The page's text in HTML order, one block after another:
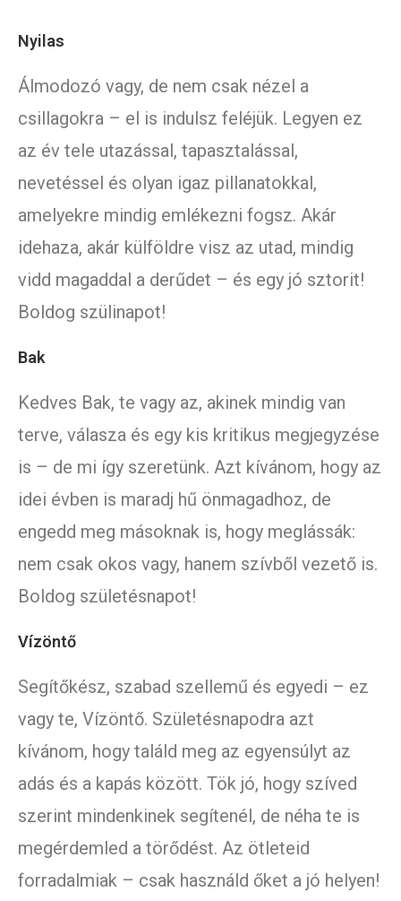
Nyilas
Álmodozó vagy, de nem csak nézel a
csillagokra – el is indulsz feléjük. Legyen ez
az év tele utazással, tapasztalással,
nevetéssel és olyan igaz pillanatokkal,
amelyekre mindig emlékezni fogsz. Akár
idehaza, akár külföldre visz az utad, mindig
vidd magaddal a derűdet – és egy jó sztorit!
Boldog szülinapot!
Bak
Kedves Bak, te vagy az, akinek mindig van
terve, válasza és egy kis kritikus megjegyzése
is – de mi így szeretünk. Azt kívánom, hogy az
idei évben is maradj hű önmagadhoz, de
engedd meg másoknak is, hogy meglássák:
nem csak okos vagy, hanem szívből vezető is.
Boldog születésnapot!
Vízöntő
Segítőkész, szabad szellemű és egyedi – ez
vagy te, Vízöntő. Születésnapodra azt
kívánom, hogy találd meg az egyensúlyt az
adás és a kapás között. Tök jó, hogy szíved
szerint mindenkinek segítenél, de néha te is
megérdemled a törődést. Az ötleteid
forradalmiak – csak használd őket a jó helyen!